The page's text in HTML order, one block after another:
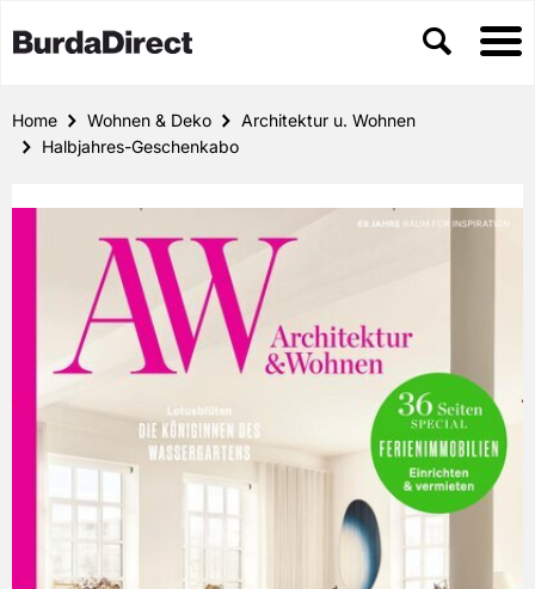
Home Wohnen & Deko
Architektur u. Wohnen
Halbjahres-Geschenkabo